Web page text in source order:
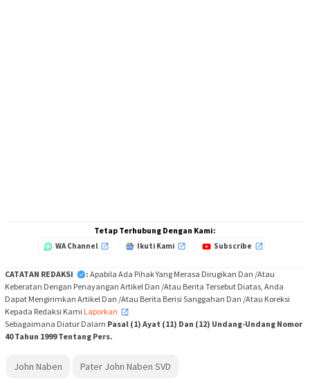
Tetap Terhubung Dengan Kami:
WA Channel Ikuti Kami Subscribe
CATATAN REDAKSI : Apabila Ada Pihak Yang Merasa Dirugikan Dan /Atau
Keberatan Dengan Penayangan Artikel Dan /Atau Berita Tersebut Diatas, Anda
Dapat Mengirimkan Artikel Dan /Atau Berita Berisi Sanggahan Dan /Atau Koreksi
Kepada Redaksi Kami Laporkan
,
Sebagaimana Diatur Dalam Pasal (1) Ayat (11) Dan (12) Undang-Undang Nomor
40 Tahun 1999 Tentang Pers.
John Naben Pater John Naben SVD